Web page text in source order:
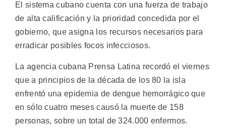
El sistema cubano cuenta con una fuerza de trabajo
de alta calificación y la prioridad concedida por el
gobierno, que asigna los recursos necesarios para
erradicar posibles focos infecciosos.
La agencia cubana Prensa Latina recordó el viernes
que a principios de la década de los 80 la isla
enfrentó una epidemia de dengue hemorrágico que
en sólo cuatro meses causó la muerte de 158
personas, sobre un total de 324.000 enfermos.